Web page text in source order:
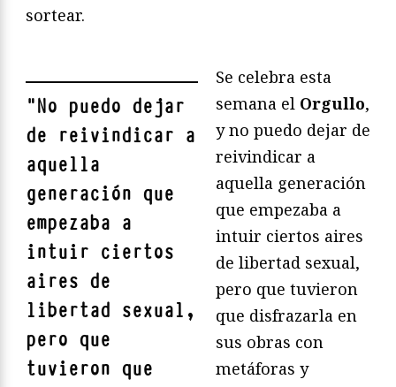
sortear.
"No puedo dejar
de reivindicar a
aquella
generación que
empezaba a
intuir ciertos
aires de
libertad sexual,
pero que
tuvieron que
Se celebra esta
semana el Orgullo,
y no puedo dejar de
reivindicar a
aquella generación
que empezaba a
intuir ciertos aires
de libertad sexual,
pero que tuvieron
que disfrazarla en
sus obras con
metáforas y